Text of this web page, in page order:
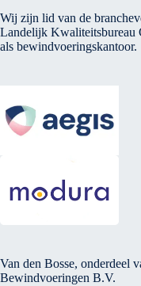
Wij zijn lid van de
Landelijk Kwaliteitsbureau
als bewindvoeringskantoor.
Van den Bosse, onderdeel
Bewindvoeringen B.V.